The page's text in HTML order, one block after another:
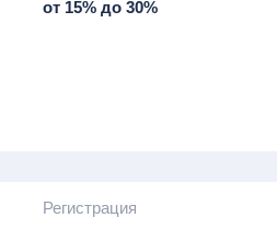
до конца которого
от 15% до 30%
Регистрация